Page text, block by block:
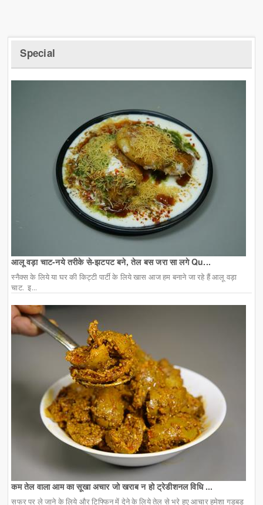
Special
आलू वड़ा चाट-नये तरीके से-झटपट बने, तेल बस जरा सा लगे Qu...
स्नैक्स के लिये या घर की किट्टी पार्टी के लिये खास आज हम बनाने जा रहे हैं आलू वड़ा
चाट. इ...
कम तेल वाला आम का सूखा अचार जो खराब न हो ट्रेडीशनल विधि ...
सफर पर ले जाने के लिये और टिफ्फिन में देने के लिये तेल से भरे हुए आचार हमेशा गड़बड़